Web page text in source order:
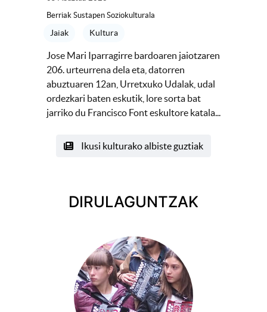
Berriak Sustapen Soziokulturala
Jaiak Kultura
Jose Mari Iparragirre bardoaren jaiotzaren
206. urteurrena dela eta, datorren
abuztuaren 12an, Urretxuko Udalak, udal
ordezkari baten eskutik, lore sorta bat
jarriko du Francisco Font eskultore katala...
Ikusi kulturako albiste guztiak
DIRULAGUNTZAK